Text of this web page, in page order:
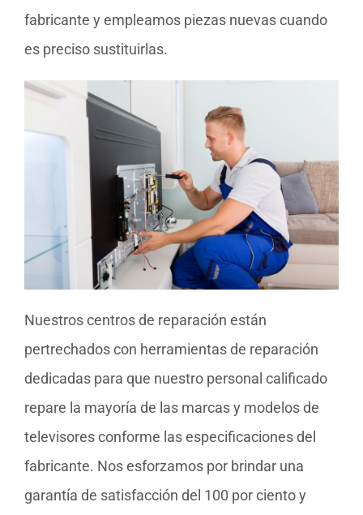
fabricante y empleamos piezas nuevas cuando
es preciso sustituirlas.
Nuestros centros de reparación están
pertrechados con herramientas de reparación
dedicadas para que nuestro personal calificado
repare la mayoría de las marcas y modelos de
televisores conforme las especificaciones del
fabricante. Nos esforzamos por brindar una
garantía de satisfacción del 100 por ciento y